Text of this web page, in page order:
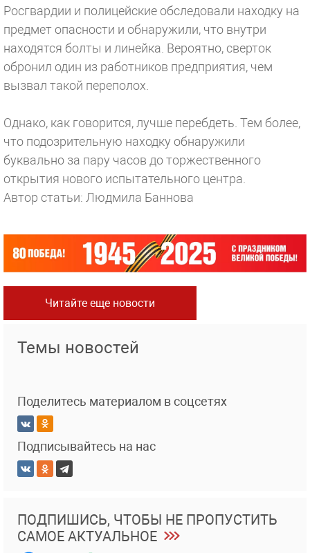
Росгвардии и полицейские обследовали находку на
предмет опасности и обнаружили, что внутри
находятся болты и линейка. Вероятно, сверток
обронил один из работников предприятия, чем
вызвал такой переполох.
Однако, как говорится, лучше перебдеть. Тем более,
что подозрительную находку обнаружили
буквально за пару часов до торжественного
открытия нового испытательного центра.
Автор статьи: Людмила Баннова
Читайте еще новости
Темы новостей
Поделитесь материалом в соцсетях
Подписывайтесь на нас
ПОДПИШИСЬ, ЧТОБЫ НЕ ПРОПУСТИТЬ
САМОЕ АКТУАЛЬНОЕ